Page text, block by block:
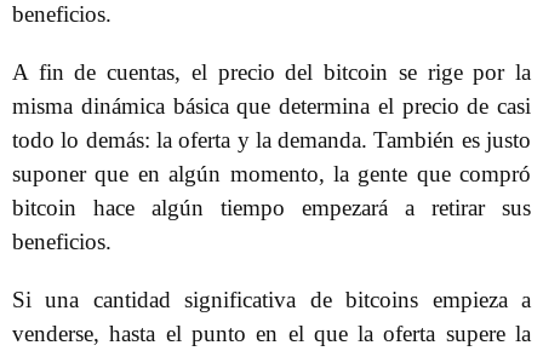
beneficios.
A fin de cuentas, el precio del bitcoin se rige por la
misma dinámica básica que determina el precio de casi
todo lo demás: la oferta y la demanda. También es justo
suponer que en algún momento, la gente que compró
bitcoin hace algún tiempo empezará a retirar sus
beneficios.
Si una cantidad significativa de bitcoins empieza a
venderse, hasta el punto en el que la oferta supere la